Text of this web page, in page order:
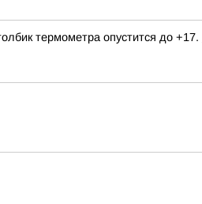
термометра опустится до +17.